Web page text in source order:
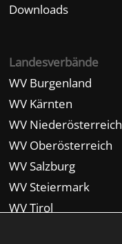
Downloads
Landesverbände
WV Burgenland
WV Kärnten
WV Niederösterreich
WV Oberösterreich
WV Salzburg
WV Steiermark
WV Tirol